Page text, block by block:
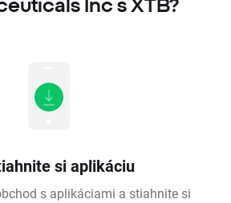
Inc s XTB?
si aplikáciu
s aplikáciami a stiahnite si